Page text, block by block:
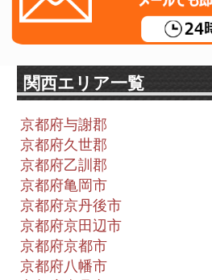
関西エリア一覧
京都府与謝郡
京都府久世郡
京都府乙訓郡
京都府亀岡市
京都府京丹後市
京都府京田辺市
京都府京都市
京都府八幡市